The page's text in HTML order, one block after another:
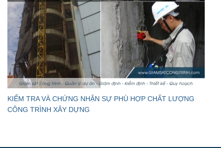
KIỂM TRA VÀ CHỨNG NHẬN SỰ PHÙ HỢP CHẤT LƯỢNG
CÔNG TRÌNH XÂY DỰNG